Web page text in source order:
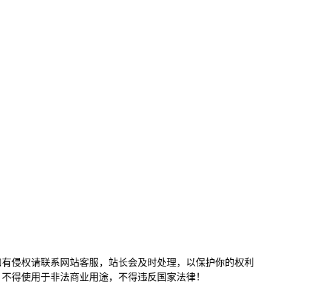
侵权请联系网站客服，站长会及时处理，以保护你的权利
得使用于非法商业用途，不得违反国家法律！